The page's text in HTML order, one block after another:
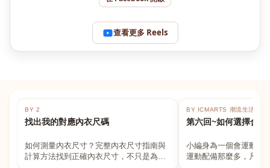
查看更多 Reels
BY 2
找出我的對應內衣尺碼
如何測量內衣尺寸？完整內衣尺寸指南與
計算方法找到正確內衣尺寸，不只是為了
BY ICMARTS 潮流生活百貨
第六回~如何選擇合適
小編身為一個會運動的
運動配備那麼多，凡舉